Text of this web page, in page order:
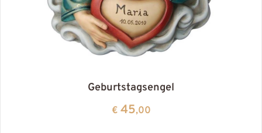
Geburtstagsengel
€45,00